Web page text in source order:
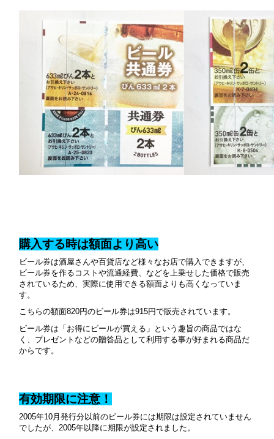
購入する時は額面より高い
ビール券は酒屋さんや百貨店など様々なお店で購入できますが、
ビール券を作るコストや流通経費、などを上乗せした価格で販売
されているため、実際に使用できる額面よりも高くなっていま
す。
こちらの額面820円のビール券は915円で販売されています。
ビール券は「お得にビールが買える」という趣旨の商品ではな
く、プレゼントなどの贈答品として利用する事が好まれる商品だ
からです。
有効期限に注意！
2005年10月発行分以前のビール券には期限は設定されていません
でしたが、2005年以降に期限が設定されました。